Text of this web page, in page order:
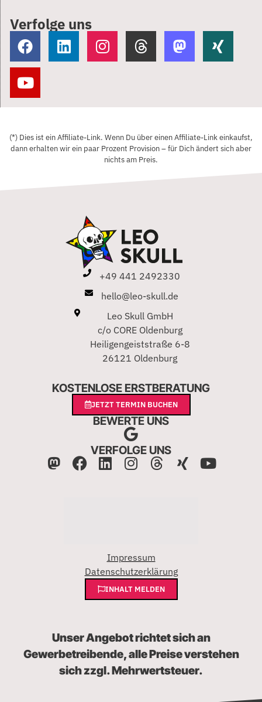
Verfolge uns
(*) Dies ist ein Affiliate-Link. Wenn Du über einen Affiliate-Link einkaufst,
dann erhalten wir ein paar Prozent Provision – für Dich ändert sich aber
nichts am Preis.
+49 441 2492330
hello@leo-skull.de
Leo Skull GmbH
c/o CORE Oldenburg
Heiligengeiststraße 6-8
26121 Oldenburg
KOSTENLOSE ERSTBERATUNG
JETZT TERMIN BUCHEN
BEWERTE UNS
VERFOLGE UNS
Impressum
Datenschutzerklärung
INHALT MELDEN
Unser Angebot richtet sich an
Gewerbetreibende, alle Preise verstehen
sich zzgl. Mehrwertsteuer.